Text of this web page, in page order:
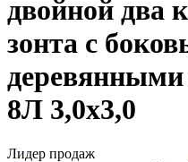
двойной два
зонта с
8Л 3,0х3,0
Лидер продаж